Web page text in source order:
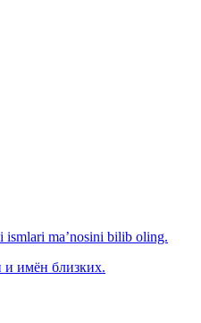
ismlari ma’nosini bilib oling.
имён близких.